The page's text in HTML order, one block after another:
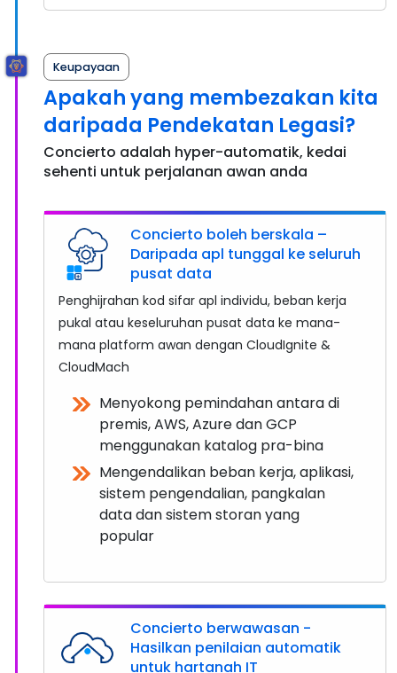
Keupayaan
Apakah yang membezakan kita
daripada Pendekatan Legasi?
Concierto adalah hyper-automatik, kedai
sehenti untuk perjalanan awan anda
Concierto boleh berskala –
Daripada apl tunggal ke seluruh
pusat data
Penghijrahan kod sifar apl individu, beban kerja
pukal atau keseluruhan pusat data ke mana-
mana platform awan dengan CloudIgnite &
CloudMach
Menyokong pemindahan antara di
premis, AWS, Azure dan GCP
menggunakan katalog pra-bina
Mengendalikan beban kerja, aplikasi,
sistem pengendalian, pangkalan
data dan sistem storan yang
popular
Concierto berwawasan -
Hasilkan penilaian automatik
untuk hartanah IT